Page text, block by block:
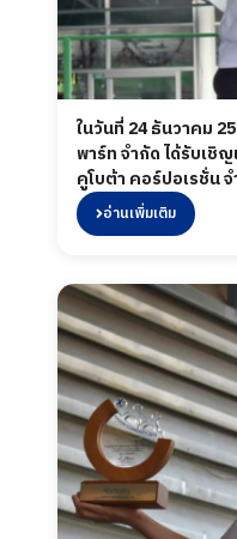
ในวันที่ 24 ธันวาคม
พาร์ท จำกัด ได้รับเชิ
คูโบต้า คอร์ปอเรชั่น
แลนด์) จำกัด และบริษั
เทรดดิ้ง (ประเทศไทย
นิทรรศการและการป
อ่านเพิ่มเติม